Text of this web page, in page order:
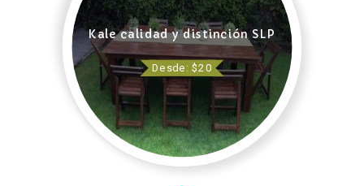
Kale calidad y distinción SLP
Desde: $20